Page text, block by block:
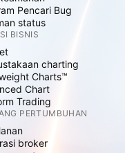
Pencari Bug
status
BISNIS
charting
Charts™
Chart
Trading
PERTUMBUHAN
broker